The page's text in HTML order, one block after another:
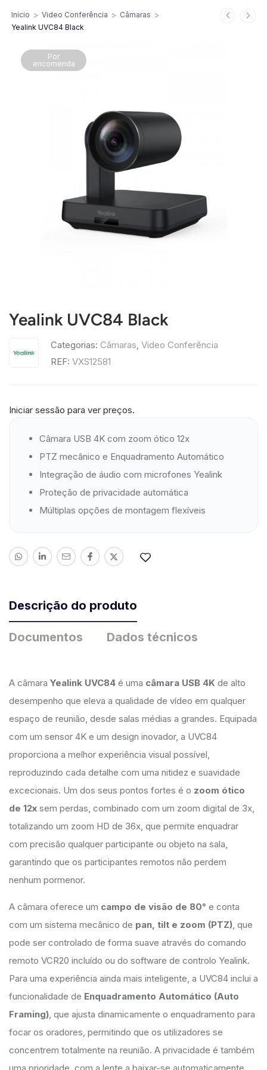
Início > Video Conferência > Câmaras >
Yealink UVC84 Black
Por
encomenda
Yealink UVC84 Black
Categorias: Câmaras, Video Conferência
REF: VXS12581
Iniciar sessão para ver preços.
Câmara USB 4K com zoom ótico 12x
PTZ mecânico e Enquadramento Automático
Integração de áudio com microfones Yealink
Proteção de privacidade automática
Múltiplas opções de montagem flexíveis
Descrição do produto
Documentos Dados técnicos
A câmara Yealink UVC84 é uma câmara USB 4K de alto
desempenho que eleva a qualidade de vídeo em qualquer
espaço de reunião, desde salas médias a grandes. Equipada
com um sensor 4K e um design inovador, a UVC84
proporciona a melhor experiência visual possível,
reproduzindo cada detalhe com uma nitidez e suavidade
excecionais. Um dos seus pontos fortes é o zoom ótico
de 12x sem perdas, combinado com um zoom digital de 3x,
totalizando um zoom HD de 36x, que permite enquadrar
com precisão qualquer participante ou objeto na sala,
garantindo que os participantes remotos não perdem
nenhum pormenor.
A câmara oferece um campo de visão de 80° e conta
com um sistema mecânico de pan, tilt e zoom (PTZ), que
pode ser controlado de forma suave através do comando
remoto VCR20 incluído ou do software de controlo Yealink.
Para uma experiência ainda mais inteligente, a UVC84 inclui a
funcionalidade de Enquadramento Automático (Auto
Framing), que ajusta dinamicamente o enquadramento para
focar os oradores, permitindo que os utilizadores se
concentrem totalmente na reunião. A privacidade é também